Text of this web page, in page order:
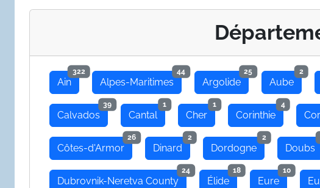
Ain
322
Alpes-Maritimes
44
Argolide
25
Aube
2
Calvados
39
Cantal
1
Cher
1
Corinthie
4
Côtes-d'Armor
26
Dinard
2
Dordogne
2
Doubs
Dubrovnik-Neretva County
24
Élide
18
Eure
10